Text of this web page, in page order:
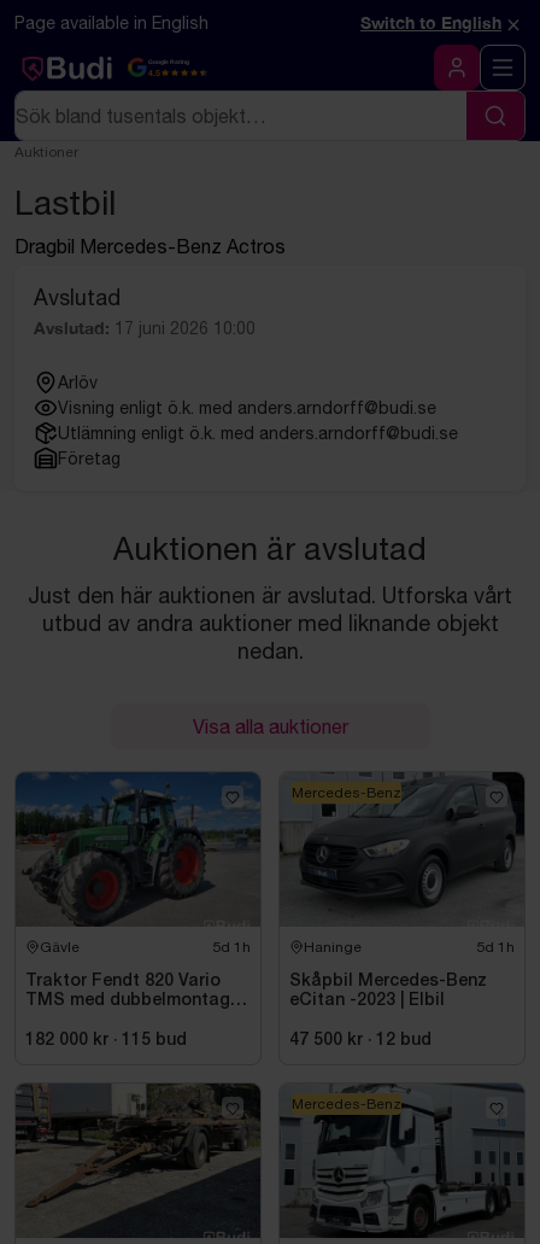
Hoppa till innehåll
Textbaserad (markdown) version av denna sida
Page available in English Switch to English ×
Google Rating
4.5
Logga in
Sök
Sök
Auktioner
Lastbil
Dragbil Mercedes-Benz Actros
Avslutad
Avslutad: 17 juni 2026 10:00
Arlöv
Visning enligt ö.k. med anders.arndorff@budi.se
Utlämning enligt ö.k. med anders.arndorff@budi.se
Företag
Auktionen är avslutad
Just den här auktionen är avslutad. Utforska vårt
utbud av andra auktioner med liknande objekt
nedan.
Visa alla auktioner
Gävle 5d 1h
Traktor Fendt 820 Vario
TMS med dubbelmontage
182 000 kr · 115 bud
Haninge 5d 1h
Skåpbil Mercedes-Benz
eCitan -2023 | Elbil
47 500 kr · 12 bud
Mercedes-Benz
Mercedes-Benz